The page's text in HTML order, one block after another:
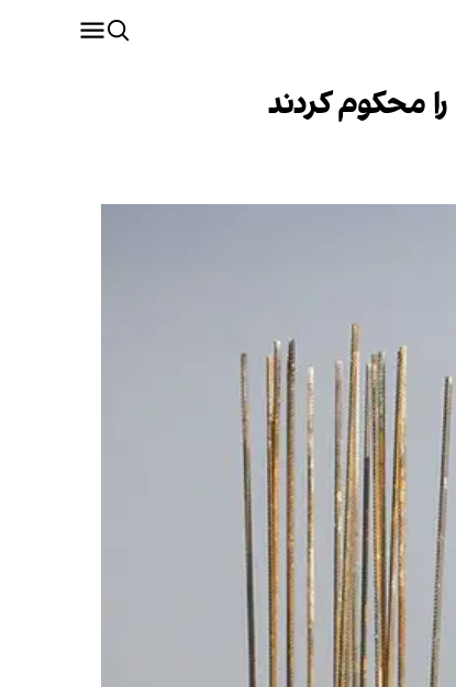
محکوم کردند